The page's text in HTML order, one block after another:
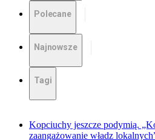
Polecane
Najnowsze
Tagi
Kopciuchy jeszcze podymią.
zaangażowanie władz